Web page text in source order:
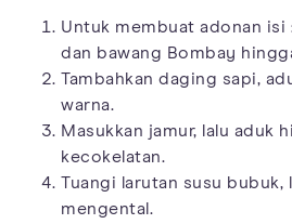
Untuk membuat adonan isi
dan bawang Bombay
Tambahkan daging sapi,
warna.
Masukkan jamur, lalu aduk
kecokelatan.
Tuangi larutan susu bubuk,
mengental.